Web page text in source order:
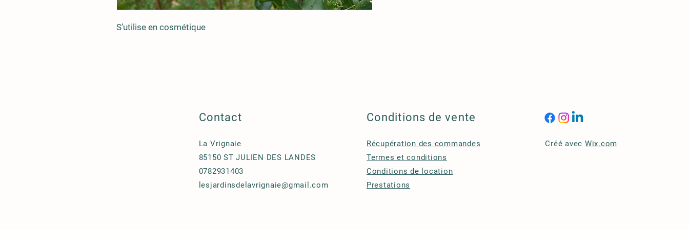
S’utilise en cosmétique
Contact
La Vrignaie
85150 ST JULIEN DES LANDES
0782931403
lesjardinsdelavrignaie@gmail.com
Conditions de vente
Récupération des commandes
Termes et conditions
Conditions de location
Prestations
Créé avec Wix.com